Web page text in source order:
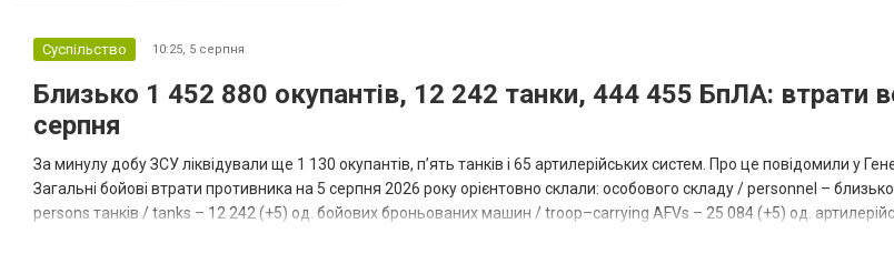
Суспільство 10:25, 5 серпня
Близько 1 452 880 окупантів, 12 242 танки, 444 455 БпЛА: втрати
серпня
За минулу добу ЗСУ ліквідували ще 1 130 окупантів, пʼять танків і 65 артилерійських систем. Про це повідомили у
Загальні бойові втрати противника на 5 серпня 2026 року орієнтовно склали: особового складу / personnel –
persons танків / tanks – 12 242 (+5) од. бойових броньованих машин / troop–carrying AFVs – 25 084 (+5) од.